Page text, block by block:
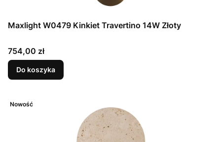
Maxlight W0479 Kinkiet Travertino 14W Złoty
Cena
754,00 zł
Do koszyka
Nowość